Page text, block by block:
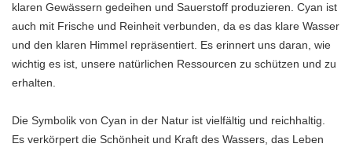
klaren Gewässern gedeihen und Sauerstoff produzieren. Cyan ist
auch mit Frische und Reinheit verbunden, da es das klare Wasser
und den klaren Himmel repräsentiert. Es erinnert uns daran, wie
wichtig es ist, unsere natürlichen Ressourcen zu schützen und zu
erhalten.
Die Symbolik von Cyan in der Natur ist vielfältig und reichhaltig.
Es verkörpert die Schönheit und Kraft des Wassers, das Leben